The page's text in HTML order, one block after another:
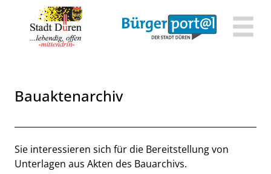
Zum Hauptinhalt springen
Zum Header
Zum Hauptinhalt
Zum Footer
Bauaktenarchiv
Beschreibung
Sie interessieren sich für die Bereitstellung von
Unterlagen aus Akten des Bauarchivs.